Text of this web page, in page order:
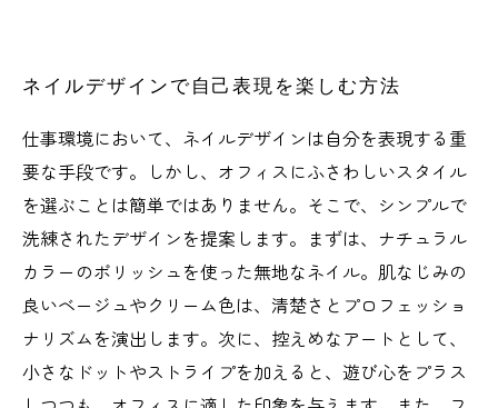
ネイルデザインで自己表現を楽しむ方法
仕事環境において、ネイルデザインは自分を表現する重
要な手段です。しかし、オフィスにふさわしいスタイル
を選ぶことは簡単ではありません。そこで、シンプルで
洗練されたデザインを提案します。まずは、ナチュラル
カラーのポリッシュを使った無地なネイル。肌なじみの
良いベージュやクリーム色は、清楚さとプロフェッショ
ナリズムを演出します。次に、控えめなアートとして、
小さなドットやストライプを加えると、遊び心をプラス